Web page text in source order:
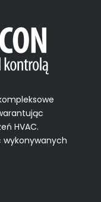
HVAC.
wykonywanych